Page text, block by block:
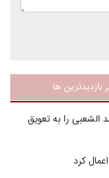
بازدیدترین ها
را به تعویق
کرد